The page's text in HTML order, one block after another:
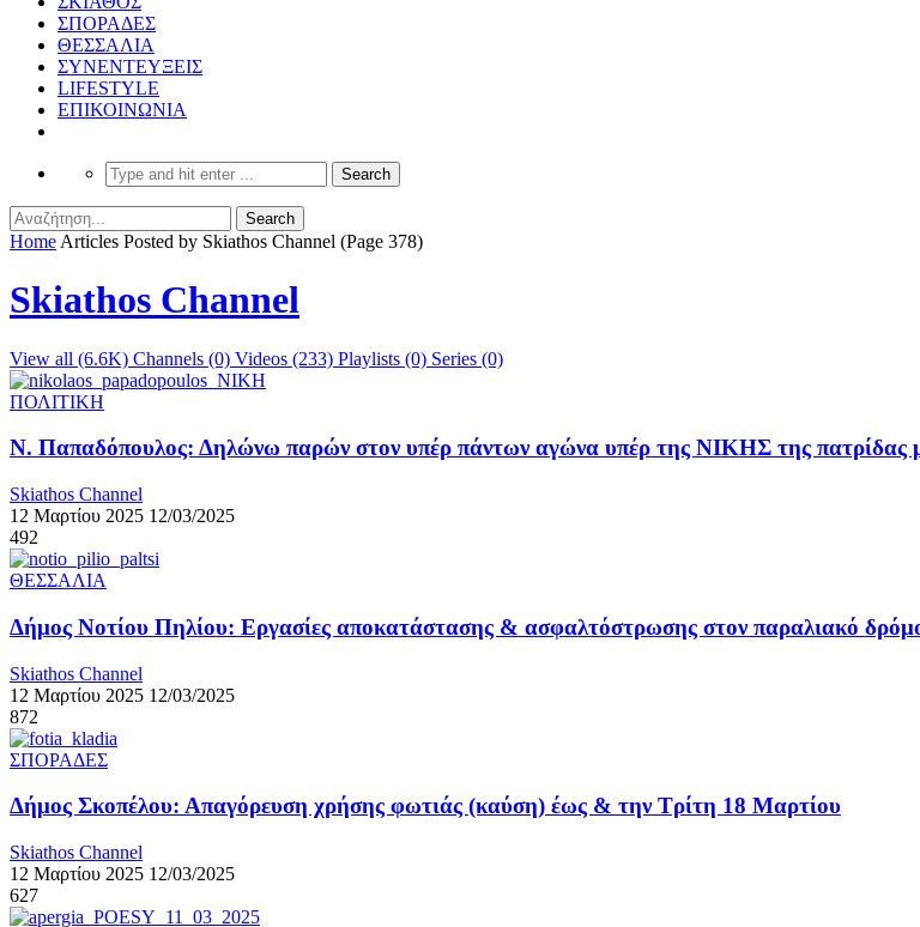
ΣΠΟΡΑΔΕΣ
ΘΕΣΣΑΛΙΑ
ΣΥΝΕΝΤΕΥΞΕΙΣ
LIFESTYLE
ΕΠΙΚΟΙΝΩΝΙΑ
Home Articles Posted by Skiathos Channel (Page 378)
Skiathos Channel
View all (6.6K) Channels (0) Videos (233) Playlists (0) Series (0)
ΠΟΛΙΤΙΚΗ
Ν. Παπαδόπουλος: Δηλώνω παρών στον υπέρ πάντων αγώνα υπέρ της ΝΙΚΗΣ της πατρίδας
Skiathos Channel
12 Μαρτίου 2025 12/03/2025
492
ΘΕΣΣΑΛΙΑ
Δήμος Νοτίου Πηλίου: Εργασίες αποκατάστασης & ασφαλτόστρωσης στον παραλιακό
Skiathos Channel
12 Μαρτίου 2025 12/03/2025
872
ΣΠΟΡΑΔΕΣ
Δήμος Σκοπέλου: Απαγόρευση χρήσης φωτιάς (καύση) έως & την Τρίτη 18 Μαρτίου
Skiathos Channel
12 Μαρτίου 2025 12/03/2025
627